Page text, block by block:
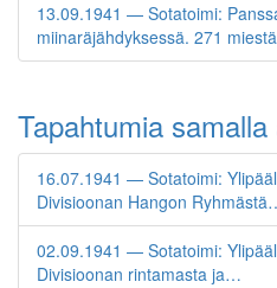
13.09.1941 — Sotatoimi:
miinaräjähdyksessä. 271
Tapahtumia
16.07.1941 — Sotatoimi:
Divisioonan Hangon
02.09.1941 — Sotatoimi:
Divisioonan rintamasta ja…